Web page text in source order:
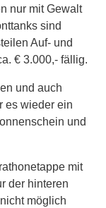
nur mit Gewalt
sind
Auf- und
€ 3.000,- fällig.
und auch
es wieder ein
und
mit
der hinteren
möglich